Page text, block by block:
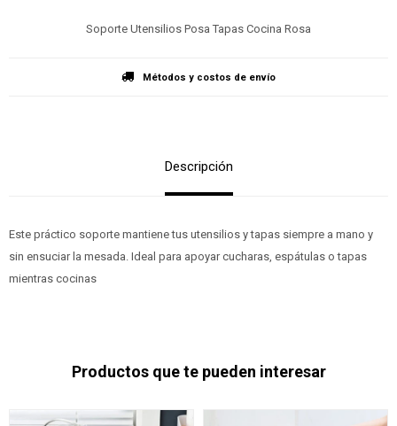
Soporte Utensilios Posa Tapas Cocina Rosa
Métodos y costos de envío
Descripción
Este práctico soporte mantiene tus utensilios y tapas siempre a mano y
sin ensuciar la mesada. Ideal para apoyar cucharas, espátulas o tapas
mientras cocinas
Productos que te pueden interesar